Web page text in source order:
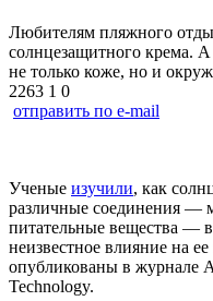
Любителям пляжного
солнцезащитного крема.
не только коже, но и
2263 1 0
отправить по e-mail
Ученые изучили, как
различные соединения —
питательные вещества —
неизвестное влияние на
опубликованы в журнале
Technology.